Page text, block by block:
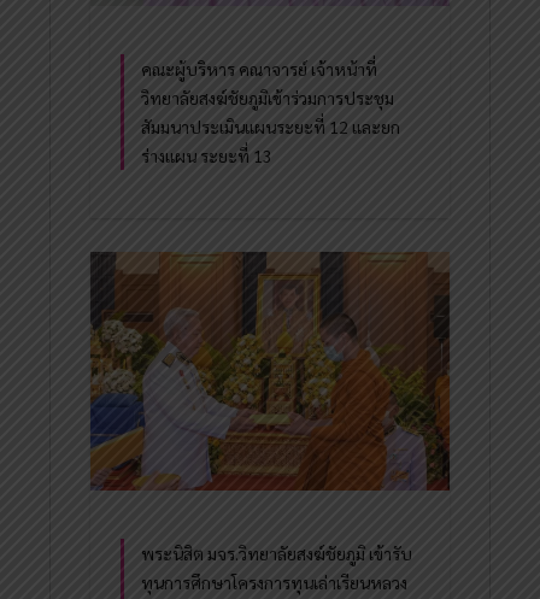
คณะผู้บริหาร คณาจารย์ เจ้าหน้าที่
วิทยาลัยสงฆ์ชัยภูมิเข้าร่วมการประชุม
สัมมนาประเมินแผนระยะที่ 12 และยก
ร่างแผน ระยะที่ 13
พระนิสิต มจร.วิทยาลัยสงฆ์ชัยภูมิ เข้ารับ
ทุนการศึกษาโครงการทุนเล่าเรียนหลวง